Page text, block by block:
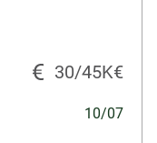
30/45K€
10/07